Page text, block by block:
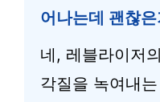
어나는데 괜찮
네, 레블라이저
각질을 녹여내